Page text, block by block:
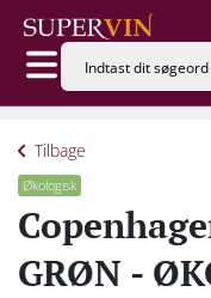
Tilbage
Økologisk
GRØN -